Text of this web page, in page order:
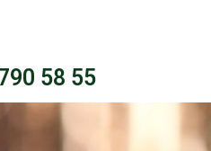
58 55